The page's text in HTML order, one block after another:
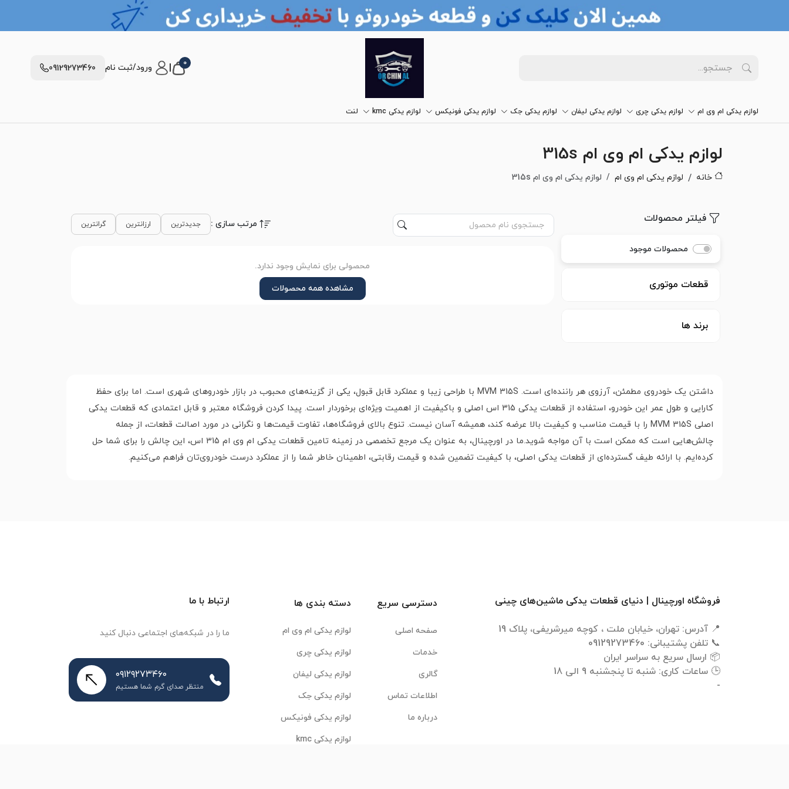
0 ورود/ثبت نام 09129273460
لوازم یدکی ام وی ام لوازم یدکی چری لوازم یدکی لیفان لوازم یدکی جک لوازم یدکی فونیکس لوازم یدکی kmc لنت
لوازم یدکی ام وی ام 315s
خانه لوازم یدکی ام وی ام لوازم یدکی ام وی ام 315s
فیلتر محصولات
محصولات موجود
قطعات موتوری
برند ها
مرتب سازی : جدیدترین ارزانترین گرانترین
محصولی برای نمایش وجود ندارد.
مشاهده همه محصولات
داشتن یک خودروی مطمئن، آرزوی هر راننده‌ای است. MVM 315S با طراحی زیبا و عملکرد قابل قبول، یکی از گزینه‌های محبوب در بازار خودروهای شهری است. اما برای حفظ
کارایی و طول عمر این خودرو، استفاده از قطعات یدکی 315 اس اصلی و باکیفیت از اهمیت ویژه‌ای برخوردار است. پیدا کردن فروشگاه معتبر و قابل اعتمادی که قطعات یدکی
اصلی MVM 315S را با قیمت مناسب و کیفیت بالا عرضه کند، همیشه آسان نیست. تنوع بالای فروشگاه‌ها، تفاوت قیمت‌ها و نگرانی در مورد اصالت قطعات، از جمله
چالش‌هایی است که ممکن است با آن مواجه شوید.ما در اورچینال، به عنوان یک مرجع تخصصی در زمینه تامین قطعات یدکی ام وی ام 315 اس، این چالش را برای شما حل
کرده‌ایم. با ارائه طیف گسترده‌ای از قطعات یدکی اصلی، با کیفیت تضمین شده و قیمت رقابتی، اطمینان خاطر شما را از عملکرد درست خودروی‌تان فراهم می‌کنیم.
فروشگاه اورچینال | دنیای قطعات یدکی ماشین‌های چینی
-
دسترسی سریع
صفحه اصلی
خدمات
گالری
اطلاعات تماس
درباره ما
دسته بندی ها
لوازم یدکی ام وی ام
لوازم یدکی چری
لوازم یدکی لیفان
لوازم یدکی جک
لوازم یدکی فونیکس
لوازم یدکی kmc
ارتباط با ما
ما را در شبکه‌های اجتماعی دنبال کنید
۰۹۱۲۹۲۷۳۴۶۰
منتظر صدای گرم شما هستیم